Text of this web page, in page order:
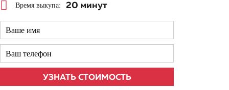
Время выкупа: 20 минут